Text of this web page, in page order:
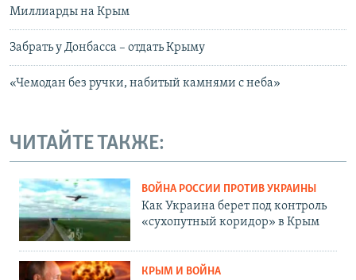
Миллиарды на Крым
Забрать у Донбасса – отдать Крыму
«Чемодан без ручки, набитый камнями с неба»
ЧИТАЙТЕ ТАКЖЕ:
ВОЙНА РОССИИ ПРОТИВ УКРАИНЫ
Как Украина берет под контроль
«сухопутный коридор» в Крым
КРЫМ И ВОЙНА